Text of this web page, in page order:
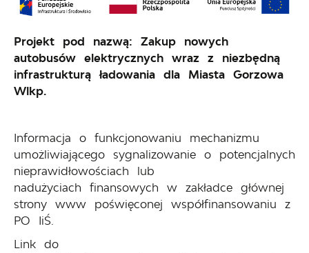
Projekt pod nazwą: Zakup nowych
autobusów elektrycznych wraz z niezbędną
infrastrukturą ładowania dla Miasta Gorzowa
Wlkp.
Informacja o funkcjonowaniu mechanizmu
umożliwiającego sygnalizowanie o potencjalnych
nieprawidłowościach lub
nadużyciach finansowych w zakładce głównej
strony www poświęconej współfinansowaniu z
PO IiŚ.
Link do